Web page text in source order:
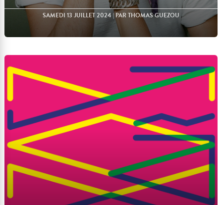
SAMEDI 13 JUILLET 2024 | PAR THOMAS GUEZOU
Lire l'article